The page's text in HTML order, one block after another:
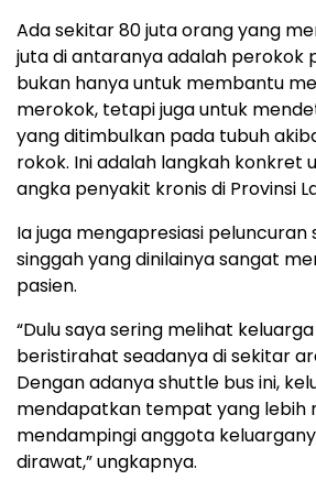
Ada sekitar 80 juta orang yang
juta di antaranya adalah perokok
bukan hanya untuk membantu
merokok, tetapi juga untuk
yang ditimbulkan pada tubuh
rokok. Ini adalah langkah konkret
angka penyakit kronis di Provinsi
Ia juga mengapresiasi
singgah yang dinilainya sangat
pasien.
“Dulu saya sering melihat
beristirahat seadanya di sekitar
Dengan adanya shuttle bus ini,
mendapatkan tempat yang lebih
mendampingi anggota
dirawat,” ungkapnya.